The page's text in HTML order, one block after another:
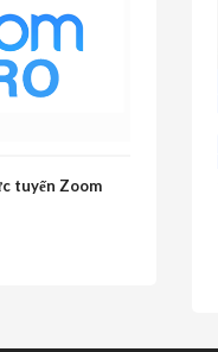
tuyến Zoom